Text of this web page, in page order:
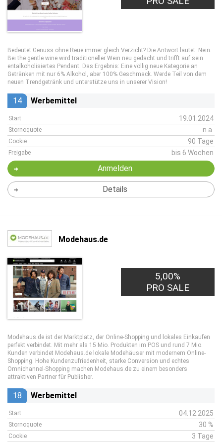
Bedeutet Genuss ohne Reue immer gleich Verzicht? Die Antwort lautet: Nein.
Bei the gentle wine wird traditioneller Wein neu gedacht und trifft auf sein
entalkoholisiertes Pendant. Das Ergebnis: Eine völlig neue Kategorie an
Getränken mit nur 6% Alkohol, aber 100% Geschmack. Werde Teil von dem
neuen Trendgetränk und unterstütze uns in unserer Vision!
14 Werbemittel
Start 19.01.2024
Stornoquote n.a.
Cookie 90 Tage
Freigabe bis 6 Wochen
Anmelden
Details
Modehaus.de
5,00%
PRO SALE
Modehaus.de ist der Marktplatz, der Online-Shopping und lokales Einkaufen
perfekt verbindet. Mit mehr als 15 Mio. Produkten im POS und rund 7 Mio.
Kunden verbindet Modehaus.de lokale Modehäuser mit modernem Online-
Shopping. Hohe Kundenzufriedenheit, starke Conversion und echtes
Omnichannel-Shopping machen Modehaus.de zu einem besonders
attraktiven Partner für Publisher.
18 Werbemittel
Start 04.12.2025
Stornoquote 30 %
Cookie 3 Tage